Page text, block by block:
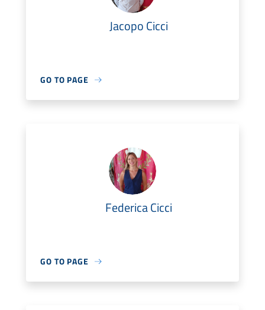
Jacopo Cicci
GO TO PAGE
Federica Cicci
GO TO PAGE